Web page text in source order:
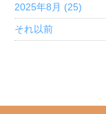
2025年8月 (25)
それ以前